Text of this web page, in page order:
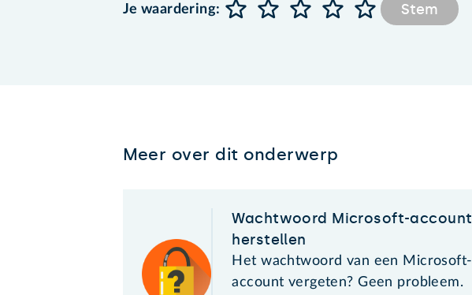
Je waardering:
Stem
Meer over dit onderwerp
Wachtwoord Microsoft-account
herstellen
Het wachtwoord van een Microsoft-
account vergeten? Geen probleem.